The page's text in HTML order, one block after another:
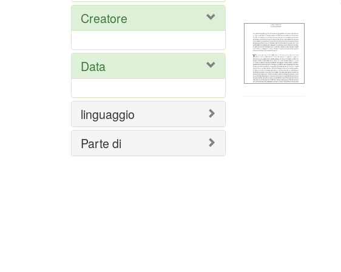
ricerca
Creatore
Data
linguaggio
Parte di